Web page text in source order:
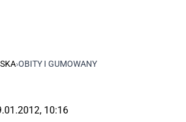
›OBITY I GUMOWANY
10:16